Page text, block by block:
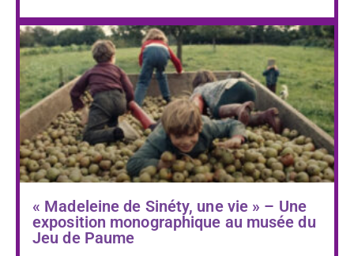
« Madeleine de Sinéty, une vie » – Une
exposition monographique au musée du
Jeu de Paume